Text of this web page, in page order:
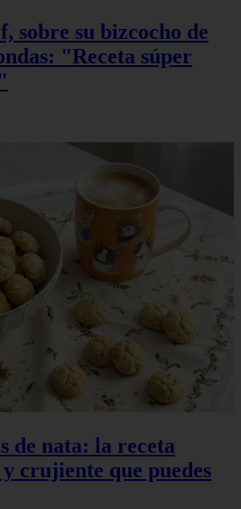
sobre su bizcocho de
"Receta súper
de nata: la receta
crujiente que puedes